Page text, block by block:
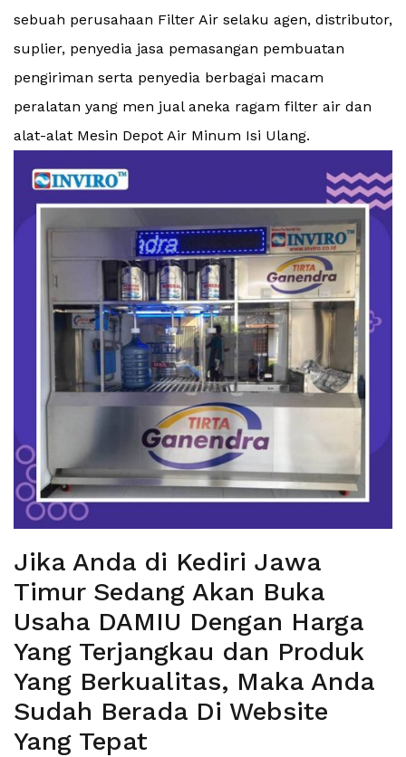
sebuah perusahaan Filter Air selaku agen, distributor,
suplier, penyedia jasa pemasangan pembuatan
pengiriman serta penyedia berbagai macam
peralatan yang men jual aneka ragam filter air dan
alat-alat Mesin Depot Air Minum Isi Ulang.
Jika Anda di Kediri Jawa
Timur Sedang Akan Buka
Usaha DAMIU Dengan Harga
Yang Terjangkau dan Produk
Yang Berkualitas, Maka Anda
Sudah Berada Di Website
Yang Tepat